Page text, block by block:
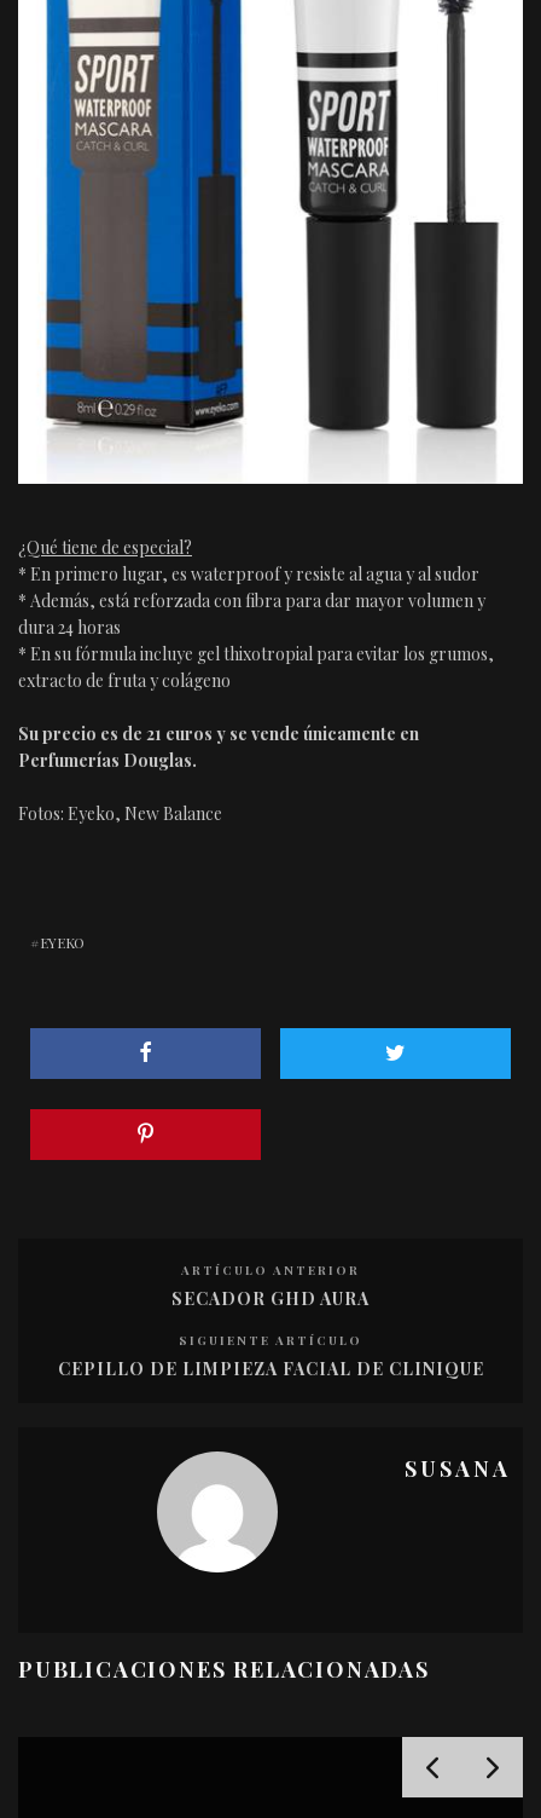
¿Qué tiene de especial?
* En primero lugar, es waterproof y resiste al agua y al sudor
* Además, está reforzada con fibra para dar mayor volumen y
dura 24 horas
* En su fórmula incluye gel thixotropial para evitar los grumos,
extracto de fruta y colágeno
Su precio es de 21 euros y se vende únicamente en
Perfumerías Douglas.
Fotos: Eyeko, New Balance
EYEKO
ARTÍCULO ANTERIOR
SECADOR GHD AURA
SIGUIENTE ARTÍCULO
CEPILLO DE LIMPIEZA FACIAL DE CLINIQUE
SUSANA
PUBLICACIONES RELACIONADAS